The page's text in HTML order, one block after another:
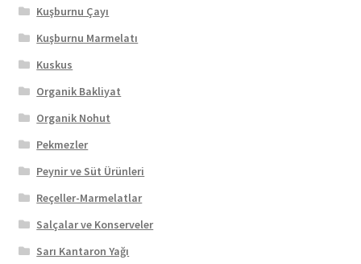
Kuşburnu Çayı
Kuşburnu Marmelatı
Kuskus
Organik Bakliyat
Organik Nohut
Pekmezler
Peynir ve Süt Ürünleri
Reçeller-Marmelatlar
Salçalar ve Konserveler
Sarı Kantaron Yağı